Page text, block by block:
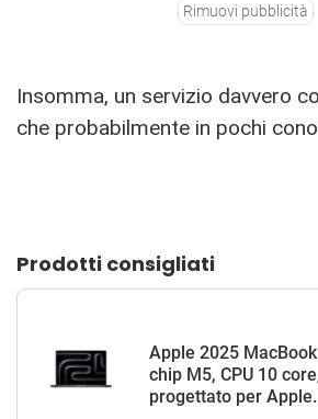
Rimuovi pubblicità
Insomma, un servizio davvero
che probabilmente in pochi
Prodotti consigliati
Apple 2025
chip M5, CPU 10
progettato per